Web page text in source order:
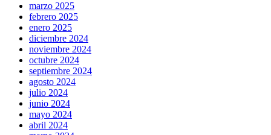
marzo 2025
febrero 2025
enero 2025
diciembre 2024
noviembre 2024
octubre 2024
septiembre 2024
agosto 2024
julio 2024
junio 2024
mayo 2024
abril 2024